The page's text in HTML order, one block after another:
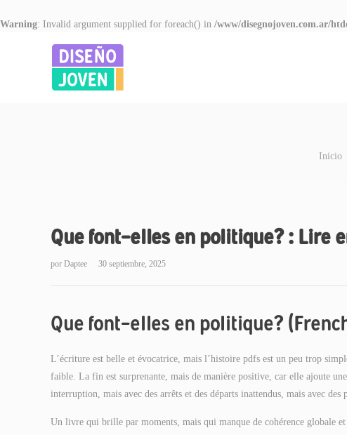
Warning: Invalid argument supplied for foreach() in /www/disegnojoven.com.ar/
Inicio
Que font-elles en politique? : Lire
por Daptee 30 septiembre, 2025
Que font-elles en politique?
L’écriture est belle et évocatrice, mais l’histoire pdfs est un peu trop
faible. La fin est surprenante, mais de manière positive, car elle ajoute
interruption, mais avec des arrêts et des départs inattendus, mais avec des
Un livre qui brille par moments, mais qui manque de cohérence globale